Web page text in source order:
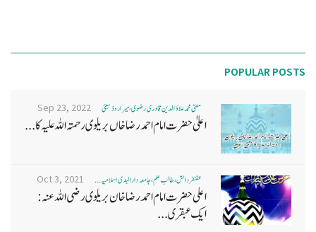
POPULAR POSTS
مفتی محمد علاؤ الدین قادری رضوی ، میرا روڈ ممبئی Sep 23, 2022
اعلیٰ حضرت امام احمد رضا خاں بر یلو ی رحمتہ اللہ علیہ کا...
غضنفر دانش، طالب علم، جامعہ دارالہدی اسلامیہ ... Oct 3, 2021
اعلی حضرت امام احمد رضا خان بریلوی رضی اللہ عنہ:
ایک عبقری...